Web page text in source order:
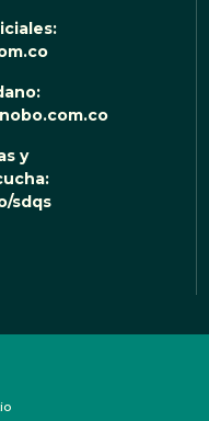
y
sdqs